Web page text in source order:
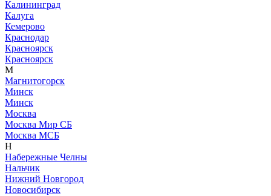
Калининград
Калуга
Кемерово
Краснодар
Красноярск
Красноярск
М
Магнитогорск
Минск
Минск
Москва
Москва Мир СБ
Москва МСБ
Н
Набережные Челны
Нальчик
Нижний Новгород
Новосибирск